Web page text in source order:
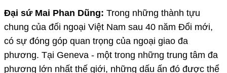
Đại sứ Mai Phan Dũng: Trong những thành tựu
chung của đối ngoại Việt Nam sau 40 năm Đổi mới,
có sự đóng góp quan trọng của ngoại giao đa
phương. Tại Geneva - một trong những trung tâm đa
phương lớn nhất thế giới, những dấu ấn đó được thể